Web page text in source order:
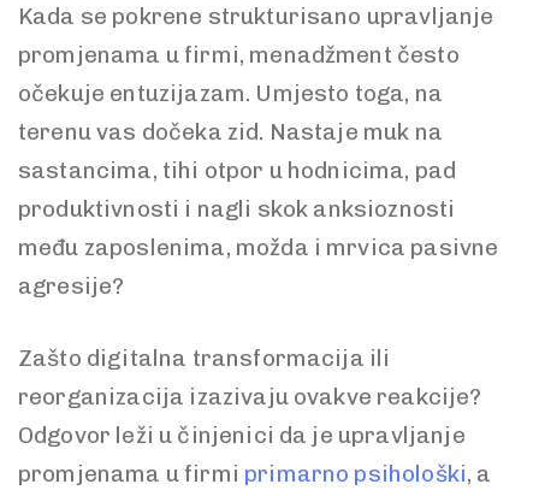
Kada se pokrene strukturisano upravljanje
promjenama u firmi, menadžment često
očekuje entuzijazam. Umjesto toga, na
terenu vas dočeka zid. Nastaje muk na
sastancima, tihi otpor u hodnicima, pad
produktivnosti i nagli skok anksioznosti
među zaposlenima, možda i mrvica pasivne
agresije?
Zašto digitalna transformacija ili
reorganizacija izazivaju ovakve reakcije?
Odgovor leži u činjenici da je upravljanje
promjenama u firmi primarno psihološki, a